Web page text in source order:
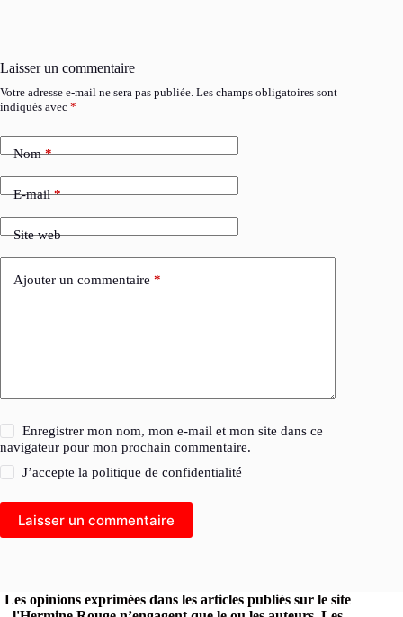
Laisser un commentaire
Votre adresse e-mail ne sera pas publiée. Les champs obligatoires sont
indiqués avec *
Nom*
E-mail*
Site web
Ajouter un commentaire *
Enregistrer mon nom, mon e-mail et mon site dans ce
navigateur pour mon prochain commentaire.
J’accepte lapolitique de confidentialité
Laisser un commentaire
Les opinions exprimées dans les articles publiés sur le site